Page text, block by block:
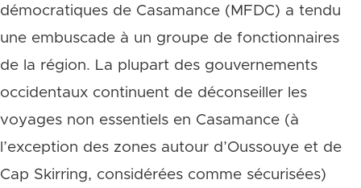
démocratiques de Casamance (MFDC) a tendu
une embuscade à un groupe de fonctionnaires
de la région. La plupart des gouvernements
occidentaux continuent de déconseiller les
voyages non essentiels en Casamance (à
l’exception des zones autour d’Oussouye et de
Cap Skirring, considérées comme sécurisées)